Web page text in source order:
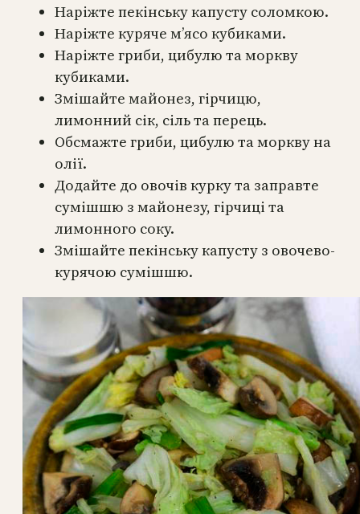
Наріжте пекінську капусту соломкою.
Наріжте куряче м’ясо кубиками.
Наріжте гриби, цибулю та моркву
кубиками.
Змішайте майонез, гірчицю,
лимонний сік, сіль та перець.
Обсмажте гриби, цибулю та моркву на
олії.
Додайте до овочів курку та заправте
сумішшю з майонезу, гірчиці та
лимонного соку.
Змішайте пекінську капусту з овочево-
курячою сумішшю.